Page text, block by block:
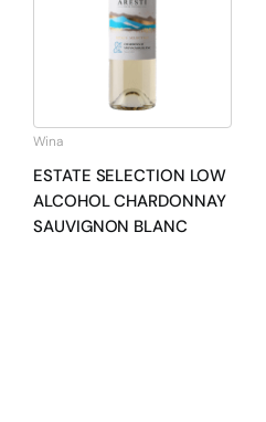
Wina
ESTATE SELECTION LOW
ALCOHOL CHARDONNAY
SAUVIGNON BLANC